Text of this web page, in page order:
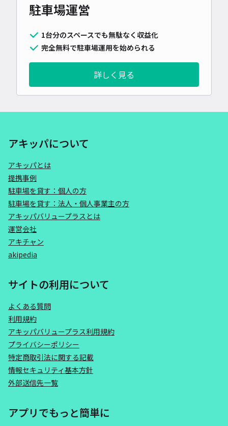
駐車場運営
1台分のスペースでも無駄なく収益化
完全無料で駐車場運用を始められる
詳しく見る
アキッパについて
アキッパとは
提携事例
駐車場を貸す：個人の方
駐車場を貸す：法人・個人事業主の方
アキッパバリュープラスとは
運営会社
アキチャン
akipedia
サイトの利用について
よくある質問
利用規約
アキッパバリュープラス利用規約
プライバシーポリシー
特定商取引法に関する記載
情報セキュリティ基本方針
外部送信先一覧
アプリでもっと簡単に